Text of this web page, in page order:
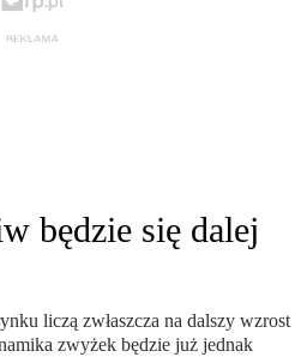
będzie się dalej
liczą zwłaszcza na dalszy wzrost
zwyżek będzie już jednak